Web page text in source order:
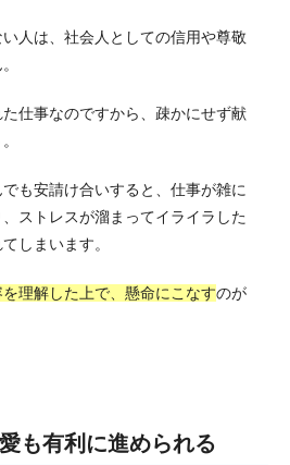
人は、社会人としての信用や尊敬
仕事なのですから、疎かにせず献
も安請け合いすると、仕事が雑に
ストレスが溜まってイライラした
しまいます。
理解した上で、懸命にこなすのが
も有利に進められる